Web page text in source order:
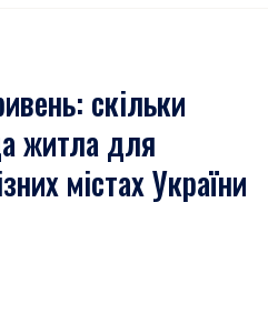
скільки
житла для
містах України